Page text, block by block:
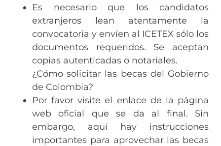
Es necesario que los candidatos
extranjeros lean atentamente la
convocatoria y envíen al ICETEX sólo los
documentos requeridos. Se aceptan
copias autenticadas o notariales.
¿Cómo solicitar las becas del Gobierno
de Colombia?
Por favor visite el enlace de la página
web oficial que se da al final. Sin
embargo, aquí hay instrucciones
importantes para aprovechar las becas